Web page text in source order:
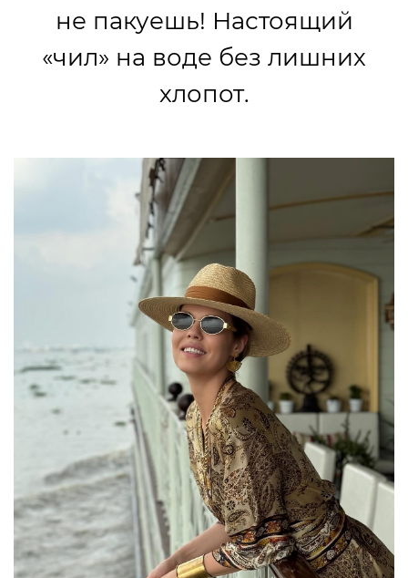
не пакуешь! Настоящий
«чил» на воде без лишних
хлопот.